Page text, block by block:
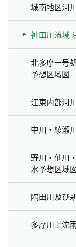
城南地区河
神田川流域
北多摩一号
予想区域図
江東内部河
中川・綾瀬
野川・仙川
水予想区域
隅田川及び
多摩川上流